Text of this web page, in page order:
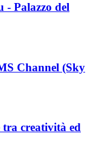
Palazzo del
Channel (Sky
tra creatività ed